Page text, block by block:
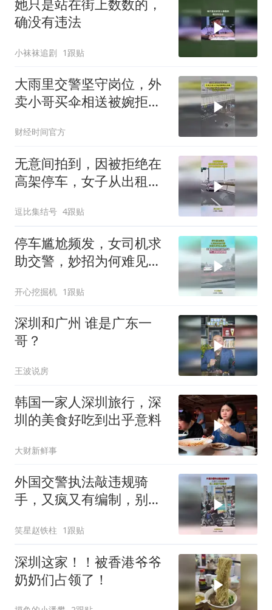
她只是站在街上数数的，
确没有违法
小袜袜追剧 1跟贴
大雨里交警坚守岗位，外
卖小哥买伞相送被婉拒致
财经时间官方
无意间拍到，因被拒绝在
高架停车，女子从出租车
逗比集结号 4跟贴
停车尴尬频发，女司机求
助交警，妙招为何难见成
开心挖掘机 1跟贴
深圳和广州 谁是广东一
哥？
王波说房
韩国一家人深圳旅行，深
圳的美食好吃到出乎意料
大财新鲜事
外国交警执法敲违规骑
手，又疯又有编制，别人
笑星赵铁柱 1跟贴
深圳这家！！被香港爷爷
奶奶们占领了！